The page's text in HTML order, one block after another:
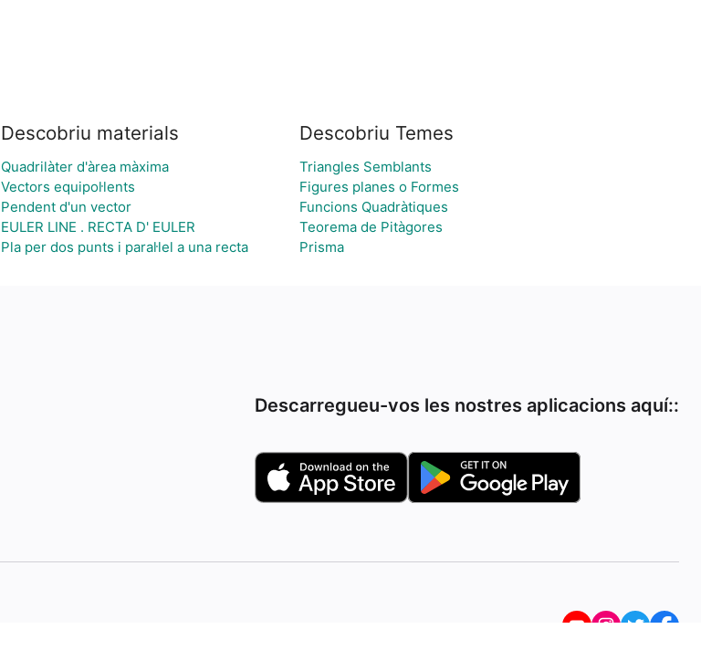
Descobriu materials
Quadrilàter d'àrea màxima
Vectors equipol·lents
Pendent d'un vector
EULER LINE . RECTA D' EULER
Pla per dos punts i paral·lel a una recta
Descobriu Temes
Triangles Semblants
Figures planes o Formes
Funcions Quadràtiques
Teorema de Pitàgores
Prisma
Descarregueu-vos les nostres aplicacions aquí::